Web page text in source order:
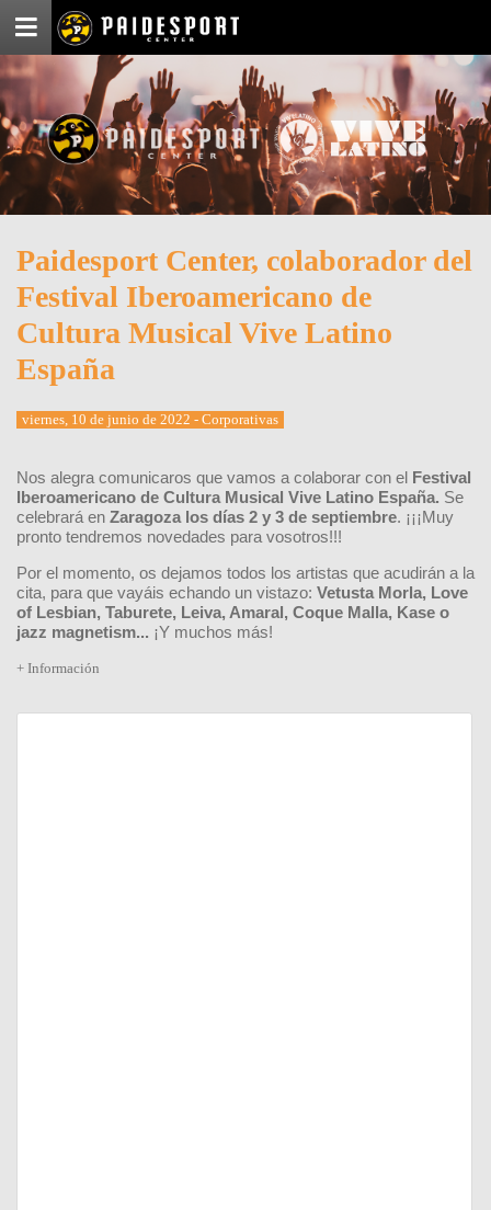
Menú
Paidesport Center, colaborador del
Festival Iberoamericano de
Cultura Musical Vive Latino
España
viernes, 10 de junio de 2022 - Corporativas
Nos alegra comunicaros que vamos a colaborar con el Festival
Iberoamericano de Cultura Musical Vive Latino España. Se
celebrará en Zaragoza los días 2 y 3 de septiembre. ¡¡¡Muy
pronto tendremos novedades para vosotros!!!
Por el momento, os dejamos todos los artistas que acudirán a la
cita, para que vayáis echando un vistazo: Vetusta Morla, Love
of Lesbian, Taburete, Leiva, Amaral, Coque Malla, Kase o
jazz magnetism... ¡Y muchos más!
+ Información